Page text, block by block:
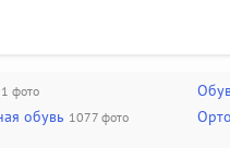
фото
обувь 1077 фото